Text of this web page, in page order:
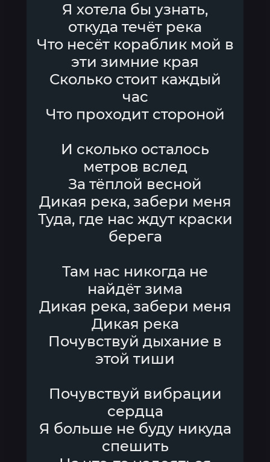
Я хотела бы узнать,
откуда течёт река
Что несёт кораблик мой в
эти зимние края
Сколько стоит каждый
час
Что проходит стороной
И сколько осталось
метров вслед
За тёплой весной
Дикая река, забери меня
Туда, где нас ждут краски
берега
Там нас никогда не
найдёт зима
Дикая река, забери меня
Дикая река
Почувствуй дыхание в
этой тиши
Почувствуй вибрации
сердца
Я больше не буду никуда
спешить